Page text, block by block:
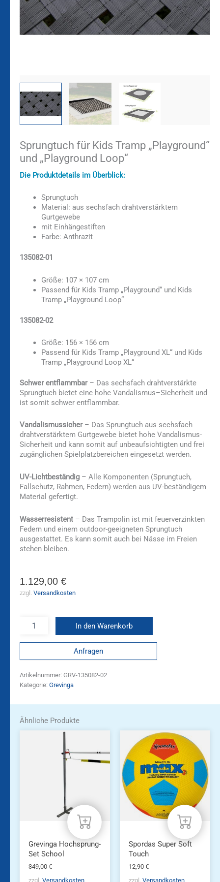
Sprungtuch für Kids Tramp „Playground“
und „Playground Loop“
Die Produktdetails im Überblick:
Sprungtuch
Material: aus sechsfach drahtverstärktem
Gurtgewebe
mit Einhängestiften
Farbe: Anthrazit
135082-01
Größe: 107 × 107 cm
Passend für Kids Tramp „Playground“ und Kids
Tramp „Playground Loop“
135082-02
Größe: 156 × 156 cm
Passend für Kids Tramp „Playground XL“ und Kids
Tramp „Playground Loop XL“
Schwer entflammbar– Das sechsfach drahtverstärkte
Sprungtuch bietet eine hohe Vandalismus–Sicherheit und
ist somit schwer entflammbar.
Vandalismussicher– Das Sprungtuch aus sechsfach
drahtverstärktem Gurtgewebe bietet hohe Vandalismus-
Sicherheit und kann somit auf unbeaufsichtigten und frei
zugänglichen Spielplatzbereichen eingesetzt werden.
UV-Lichtbeständig – Alle Komponenten (Sprungtuch,
Fallschutz, Rahmen, Federn) werden aus UV-beständigem
Material gefertigt.
Wasserresistent – Das Trampolin ist mit feuerverzinkten
Federn und einem outdoor-geeigneten Sprungtuch
ausgestattet. Es kann somit auch bei Nässe im Freien
stehen bleiben.
1.129,00 €
zzgl. Versandkosten
In den Warenkorb
Anfragen
Artikelnummer: GRV-135082-02
Kategorie: Grevinga
Ähnliche Produkte
Grevinga Hochsprung-
Set School
349,00 €
zzgl. Versandkosten
Spordas Super Soft
Touch
12,90 €
zzgl. Versandkosten